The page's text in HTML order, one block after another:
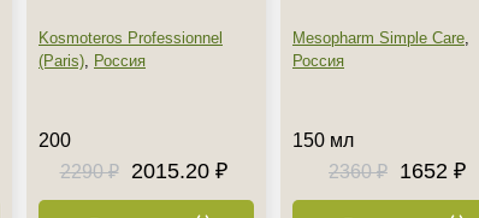
Kosmoteros Professionnel
(Paris), Россия
200
2290 ₽
2015.20 ₽
Mesopharm Simple Care,
Россия
150 мл
2360 ₽
1652 ₽